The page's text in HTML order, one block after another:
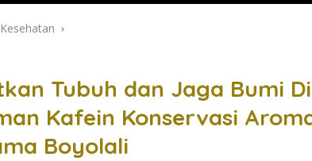
Kesehatan
Tubuh dan Jaga Bumi
Kafein Konservasi
Boyolali